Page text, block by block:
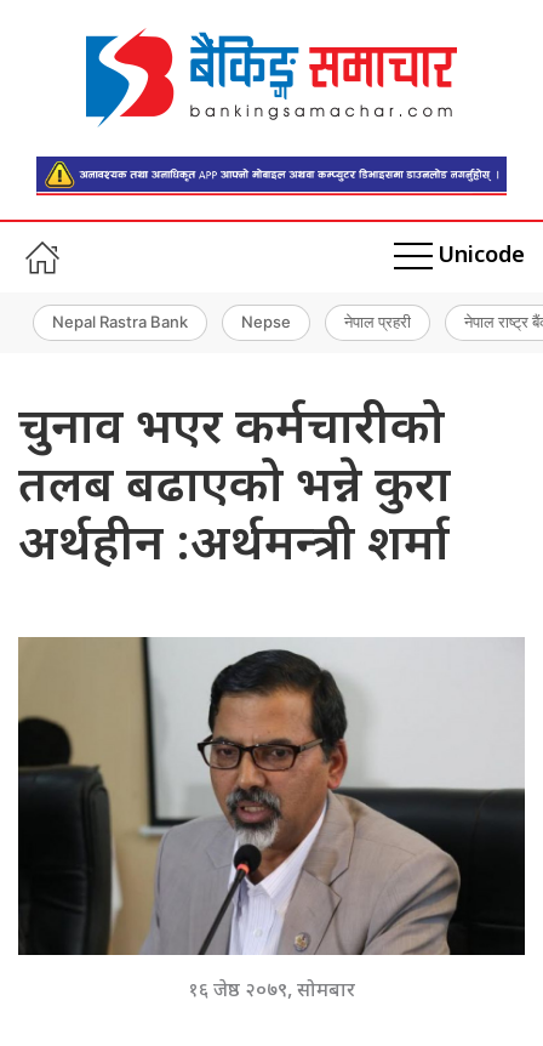
Unicode
Nepal Rastra Bank Nepse नेपाल प्रहरी नेपाल राष्ट्र
चुनाव भएर कर्मचारीको
तलब बढाएको भन्ने कुरा
अर्थहीन :अर्थमन्त्री शर्मा
१६ जेष्ठ २०७९, सोमबार